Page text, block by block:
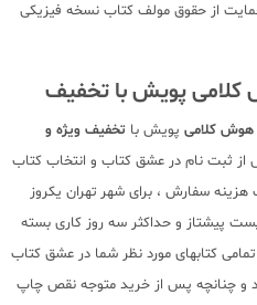
از حقوق مولف کتاب نسخه فیزیکی
پویش با تخفیف ویژه و
از ثبت نام در عشق کتاب و انتخاب کتاب
سفارش ، برای شهر تهران یکروز
پیشتاز و حداکثر سه روز کاری بسته
کتابهای مورد نظر شما در عشق کتاب
و چنانچه پس از خرید متوجه نقص چاپ